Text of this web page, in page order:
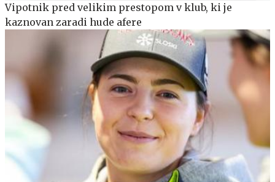
Vipotnik pred velikim prestopom v klub, ki je
kaznovan zaradi hude afere